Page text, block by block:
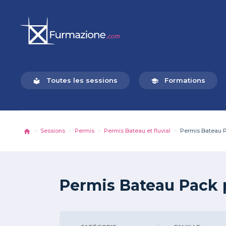
local_library Toutes les sessions school Formations
Sessions Permis Permis Bateau et fluvial Permis Bateau
Permis Bateau